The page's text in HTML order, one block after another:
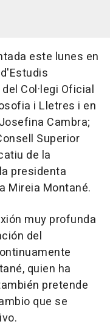
este lunes en
Col·legi Oficial
i Lletres i en
Cambra;
Superior
de la
presidenta
Mireia Montané.
muy profunda
del
quien ha
pretende
que se